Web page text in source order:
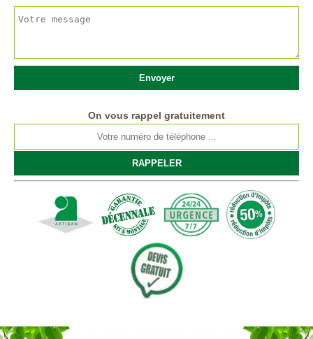
On vous rappel gratuitement